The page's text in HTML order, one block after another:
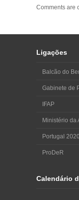
Comments are
Ligações
Balcão do
Gabinete de
IFAP
Ministério da
Portugal 2020
ProDeR
Calendário